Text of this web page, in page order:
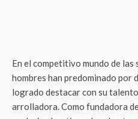
En el competitivo mundo de las
hombres han predominado por
logrado destacar con su
arrolladora. Como fundadora